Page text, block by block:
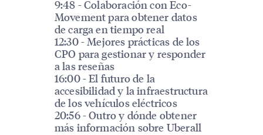
9:48 - Colaboración con Eco-
Movement para obtener datos
de carga en tiempo real
12:30 - Mejores prácticas de los
CPO para gestionar y responder
a las reseñas
16:00 - El futuro de la
accesibilidad y la infraestructura
de los vehículos eléctricos
20:56 - Outro y dónde obtener
más información sobre Uberall